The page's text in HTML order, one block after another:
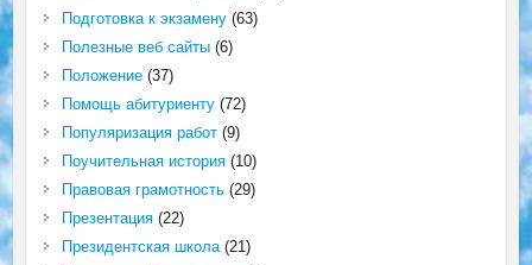
Подготовка к экзамену(63)
Полезные веб сайты(6)
Положение(37)
Помощь абитуриенту(72)
Популяризация работ(9)
Поучительная история(10)
Правовая грамотность(29)
Презентация(22)
Президентская школа(21)